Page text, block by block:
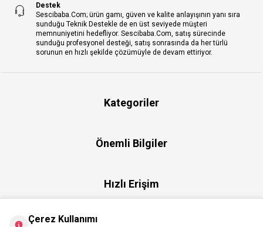
Destek
Sescibaba.Com; ürün gamı, güven ve kalite anlayışının yanı sıra
sunduğu Teknik Destekle de en üst seviyede müşteri
memnuniyetini hedefliyor. Sescibaba.Com, satış sürecinde
sunduğu profesyonel desteği, satış sonrasında da her türlü
sorunun en hızlı şekilde çözümüyle de devam ettiriyor.
Kategoriler
Önemli Bilgiler
Hızlı Erişim
Çerez Kullanımı